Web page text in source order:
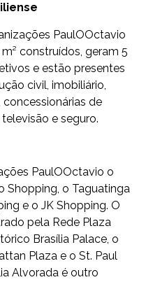
PaulOOctavio
construídos, geram 5
e estão presentes
civil, imobiliário,
de
e seguro.
PaulOOctavio o
Shopping, o Taguatinga
e o JK Shopping. O
pela Rede Plaza
Brasília Palace, o
Plaza e o St. Paul
Alvorada é outro